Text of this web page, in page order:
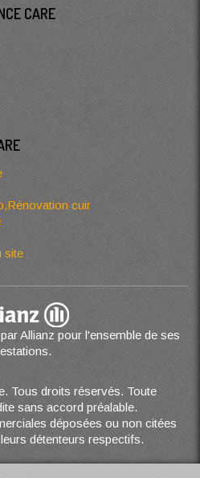
CARE
cuir
site
Allianz pour l'ensemble de ses
Tous droits réservés. Toute
sans accord préalable.
déposées ou non citées
détenteurs respectifs.